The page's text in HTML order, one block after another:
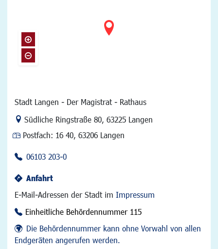
Stadt Langen - Der Magistrat - Rathaus
Link zur Google-Maps Navigation
Südliche Ringstraße 80, 63225 Langen
Postfach: 16 40, 63206 Langen
06103 203-0
Anfahrt
E-Mail-Adressen der Stadt im Impressum
Einheitliche Behördennummer 115
Die Behördennummer kann ohne Vorwahl von allen
Endgeräten angerufen werden.